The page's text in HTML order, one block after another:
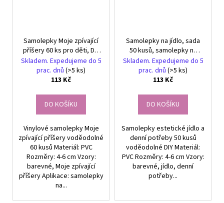
Samolepky Moje zpívající
příšery 60 ks pro děti, DIY
dekorace
Skladem. Expedujeme do 5
prac. dnů (>5 ks)
113 Kč
DO KOŠÍKU
Vinylové samolepky Moje
zpívající příšery voděodolné
60 kusů Materiál: PVC
Rozměry: 4-6 cm Vzory:
barevné, Moje zpívající
příšery Aplikace: samolepky
na...
Samolepky na jídlo, sada
50 kusů, samolepky na
předměty denní potřeby,
DIY dekorace
Skladem. Expedujeme do 5
prac. dnů (>5 ks)
113 Kč
DO KOŠÍKU
Samolepky estetické jídlo a
denní potřeby 50 kusů
voděodolné DIY Materiál:
PVC Rozměry: 4-6 cm Vzory:
barevné, jídlo, denní
potřeby...